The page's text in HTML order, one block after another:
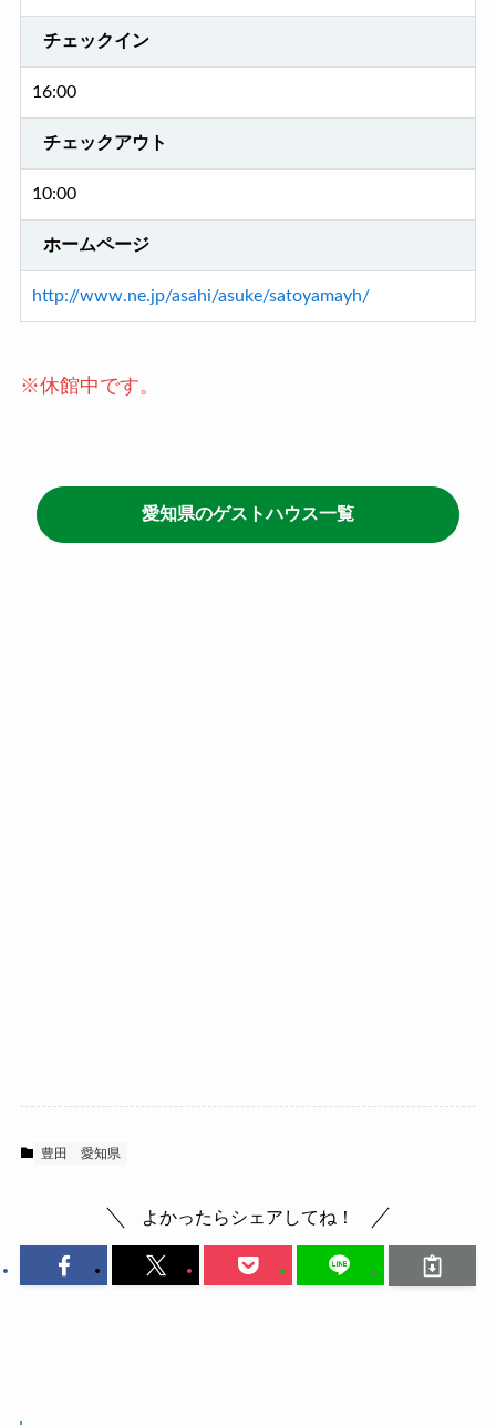
チェックイン
16:00
チェックアウト
10:00
ホームページ
http://www.ne.jp/asahi/asuke/satoyamayh/
※休館中です。
愛知県のゲストハウス一覧
豊田 愛知県
よかったらシェアしてね！